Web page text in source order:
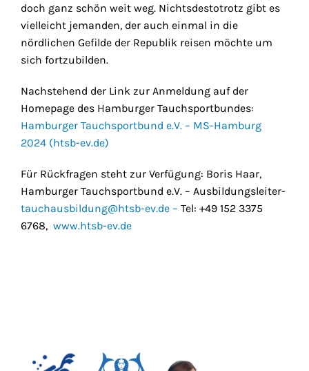
doch ganz schön weit weg. Nichtsdestotrotz gibt es
vielleicht jemanden, der auch einmal in die
nördlichen Gefilde der Republik reisen möchte um
sich fortzubilden.
Nachstehend der Link zur Anmeldung auf der
Homepage des Hamburger Tauchsportbundes:
Hamburger Tauchsportbund e.V. – MS-Hamburg
2024 (htsb-ev.de)
Für Rückfragen steht zur Verfügung: Boris Haar,
Hamburger Tauchsportbund e.V. – Ausbildungsleiter-
tauchausbildung@htsb-ev.de – Tel: +49 152 3375
6768, www.htsb-ev.de